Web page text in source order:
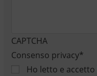
CAPTCHA
Consenso privacy*
Ho letto e accetto